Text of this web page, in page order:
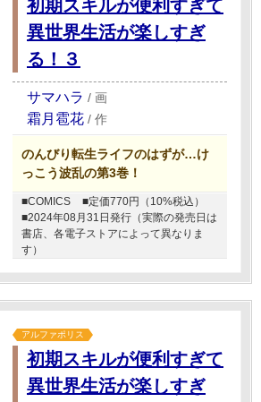
初期スキルが便利すぎて
異世界生活が楽しすぎ
る！３
サマハラ / 画
霜月雹花 / 作
のんびり転生ライフのはずが…け
っこう波乱の第3巻！
■COMICS
■定価770円（10%税込）
■2024年08月31日発行（実際の発売日は
書店、各電子ストアによって異なりま
す）
アルファポリス
初期スキルが便利すぎて
異世界生活が楽しすぎ